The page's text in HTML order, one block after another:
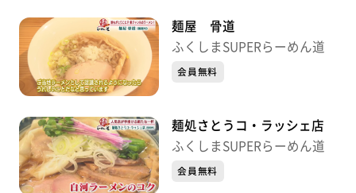
麺屋 骨道
ふくしまSUPERらーめん道
会員無料
麺処さとうコ・ラッシェ店
ふくしまSUPERらーめん道
会員無料